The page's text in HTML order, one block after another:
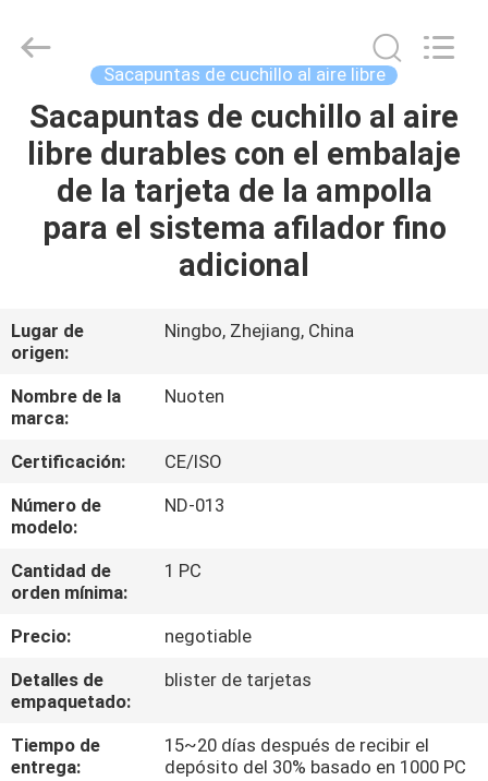
EN
CASA
PRODUCTOS
VÍDEOS
SOBRE
NOSOTROS
RECORRIDO
POR
LA
CONTROL
CALIDAD
Electric
Appliance
Rights
Reserved.
Sacapuntas de cuchillo al aire libre
Sacapuntas de cuchillo al aire
libre durables con el embalaje
de la tarjeta de la ampolla
para el sistema afilador fino
adicional
Lugar de
origen:
Ningbo, Zhejiang, China
Nombre de la
marca:
Nuoten
Certificación:
CE/ISO
Número de
modelo:
ND-013
Cantidad de
orden mínima:
1 PC
Precio:
negotiable
Detalles de
empaquetado:
blister de tarjetas
Tiempo de
entrega:
15~20 días después de recibir el
depósito del 30% basado en 1000 PC